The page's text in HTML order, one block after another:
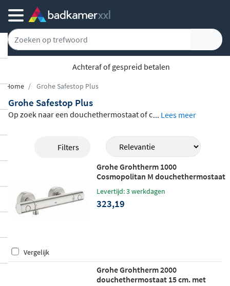
Gratis bezorgd vanaf 100,-
Home Grohe Safestop Plus
Grohe Safestop Plus
Op zoek naar een douchethermostaat of c
Het assortiment Grohe SafeStop Plus pro
slimme veiligheid met
. Dankzij de SafeStop
Plus temperatuurbegrenzer stel je een ma
ximale watertemperatuur in, zodat ook ki
nderen en ouderen veilig kunnen douche
geborsteld afwerking,
zien van hoogwaardige Grohe-technologi
voor een constante temperatuur en opti
... Lees meer
Filters
Grohe Grohtherm 1000
Cosmopolitan M douchethermostaat
supersteel
Levertijd: 3 werkdagen
323,19
Vergelijk
Grohe Grohtherm 2000
douchethermostaat 15 cm. met